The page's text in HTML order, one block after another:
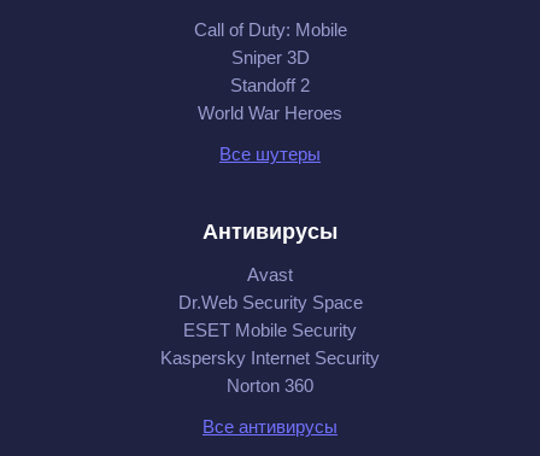
Call of Duty: Mobile
Sniper 3D
Standoff 2
World War Heroes
Все шутеры
Антивирусы
Avast
Dr.Web Security Space
ESET Mobile Security
Kaspersky Internet Security
Norton 360
Все антивирусы